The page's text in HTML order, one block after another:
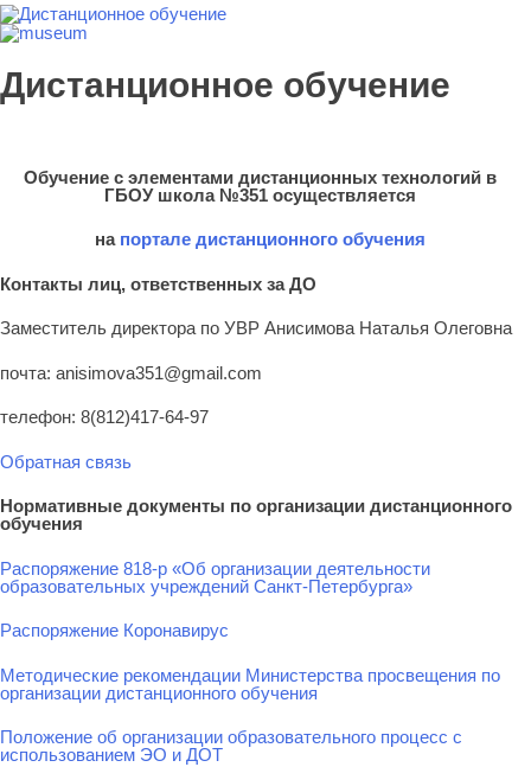
Дистанционное обучение
Обучение с элементами дистанционных технологий в
ГБОУ школа №351 осуществляется
на портале дистанционного обучения
Контакты лиц, ответственных за ДО
Заместитель директора по УВР Анисимова Наталья Олеговна
почта: anisimova351@gmail.com
телефон: 8(812)417-64-97
Обратная связь
Нормативные документы по организации дистанционного
обучения
Распоряжение 818-р «Об организации деятельности
образовательных учреждений Санкт-Петербурга»
Распоряжение Коронавирус
Методические рекомендации Министерства просвещения по
организации дистанционного обучения
Положение об организации образовательного процесс с
использованием ЭО и ДОТ